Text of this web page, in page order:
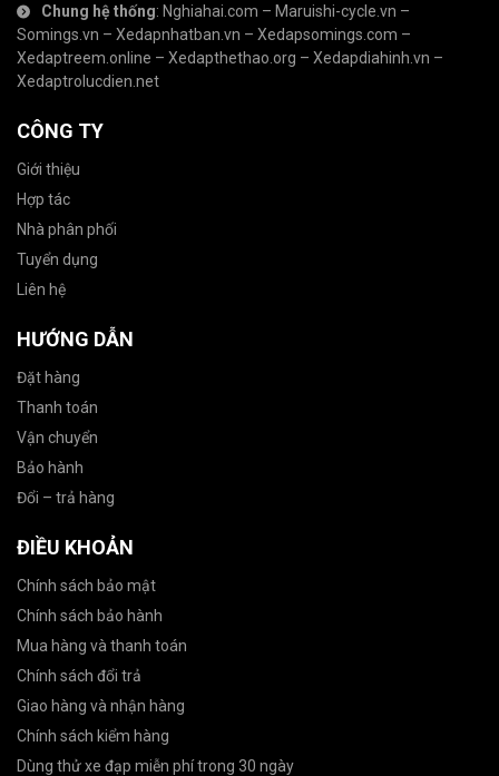
Chung hệ thống: Nghiahai.com – Maruishi-cycle.vn –
Somings.vn – Xedapnhatban.vn – Xedapsomings.com –
Xedaptreem.online – Xedapthethao.org – Xedapdiahinh.vn –
Xedaptrolucdien.net
CÔNG TY
Giới thiệu
Hợp tác
Nhà phân phối
Tuyển dụng
Liên hệ
HƯỚNG DẪN
Đặt hàng
Thanh toán
Vận chuyển
Bảo hành
Đổi – trả hàng
ĐIỀU KHOẢN
Chính sách bảo mật
Chính sách bảo hành
Mua hàng và thanh toán
Chính sách đổi trả
Giao hàng và nhận hàng
Chính sách kiểm hàng
Dùng thử xe đạp miễn phí trong 30 ngày